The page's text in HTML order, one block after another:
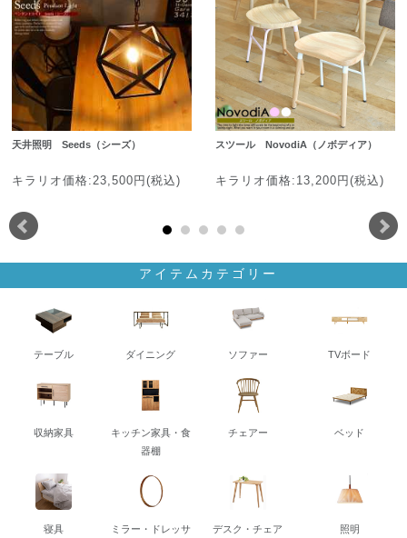
天井照明 Seeds（シーズ）
キラリオ価格:23,500円(税込)
スツール NovodiA（ノボディア）
キラリオ価格:13,200円(税込)
アイテムカテゴリー
テーブル ダイニング ソファー TVボード
収納家具
キッチン家具・食
器棚
チェアー ベッド
寝具
ミラー・ドレッサ
デスク・チェア 照明